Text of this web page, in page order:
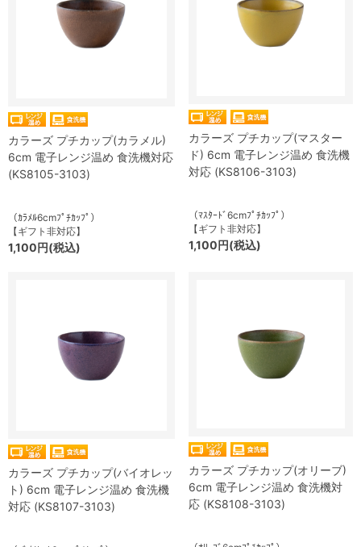
カラーズ プチカップ(カラメル)
6cm 電子レンジ温め 食洗機対応
(KS8105-3103)
（ｶﾗﾒﾙ6cmﾌﾟﾁｶｯﾌﾟ）
【ギフト非対応】
1,100円(税込)
カラーズ プチカップ(マスター
ド) 6cm 電子レンジ温め 食洗機
対応 (KS8106-3103)
（ﾏｽﾀｰﾄﾞ6cmﾌﾟﾁｶｯﾌﾟ）
【ギフト非対応】
1,100円(税込)
カラーズ プチカップ(バイオレッ
ト) 6cm 電子レンジ温め 食洗機
対応 (KS8107-3103)
カラーズ プチカップ(オリーブ)
6cm 電子レンジ温め 食洗機対
応 (KS8108-3103)